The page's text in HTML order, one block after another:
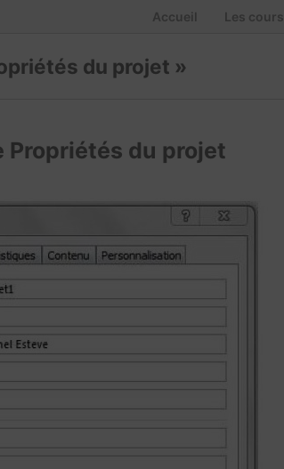
Accueil Les cours
du projet »
Propriétés du projet